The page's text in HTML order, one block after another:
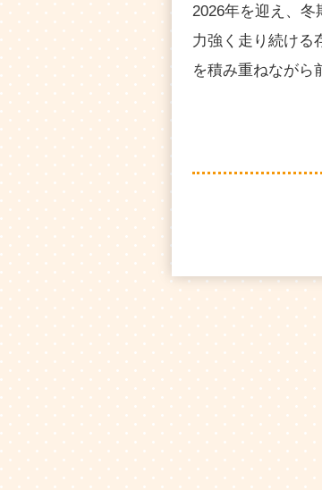
2026年を迎え、
力強く走り続ける
を積み重ねながら